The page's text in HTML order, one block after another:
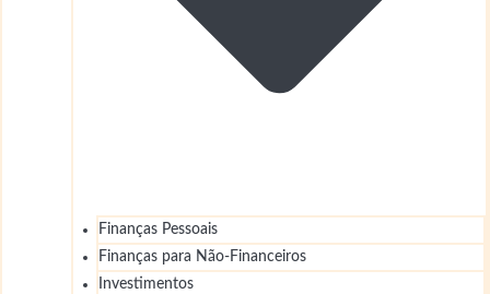
Finanças Pessoais
Finanças para Não-Financeiros
Investimentos